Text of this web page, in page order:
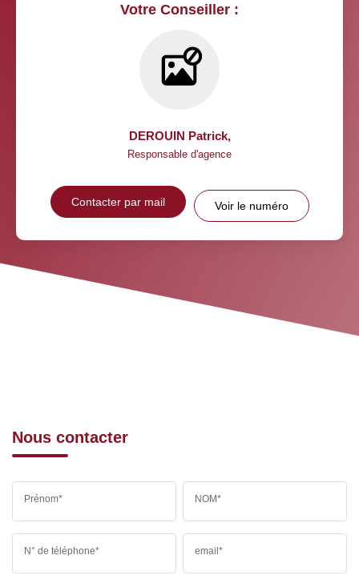
Votre Conseiller :
DEROUIN Patrick,
Responsable d'agence
Contacter par mail Voir le numéro
Nous contacter
Prénom* NOM*
N° de téléphone* email*